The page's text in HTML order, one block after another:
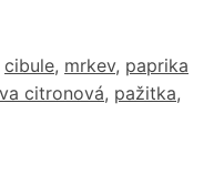
cibule, mrkev, paprika
citronová, pažitka,